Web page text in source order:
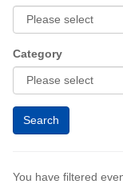
Category
You have filtered